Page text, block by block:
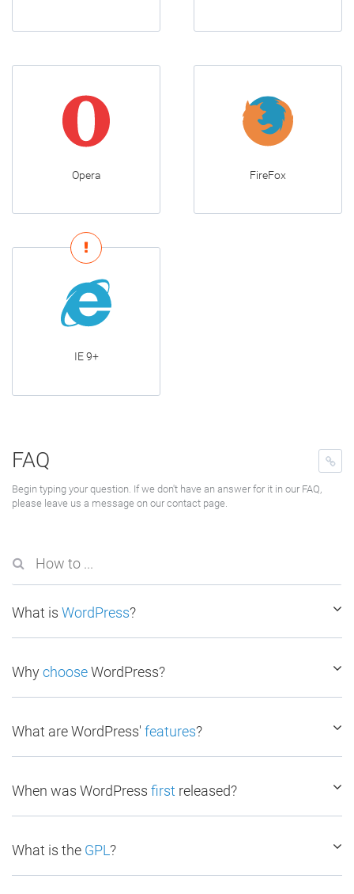
Opera FireFox
IE 9+
FAQ
Begin typing your question. If we don't have an answer for it in our FAQ,
please leave us a message on our contact page.
What is WordPress?
WhychooseWordPress?
What are WordPress' features?
When was WordPress first released?
What is the GPL ?